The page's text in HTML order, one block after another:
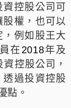
控股公司可
權，也可以
例如股王大
在 2018年及
控股公司，
過投資控股
點。